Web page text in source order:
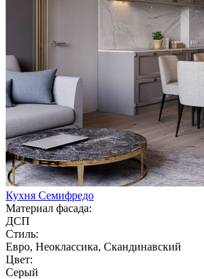
Кухня Семифредо
Материал фасада:
ДСП
Стиль:
Евро, Неоклассика, Скандинавский
Цвет:
Серый